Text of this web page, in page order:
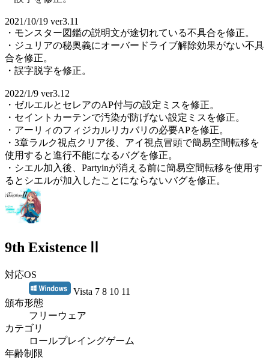
2021/10/19 ver3.11
・モンスター図鑑の説明文が途切れている不具合を修正。
・ジュリアの秘奥義にオーバードライブ解除効果がない不具
合を修正。
・誤字脱字を修正。
2022/1/9 ver3.12
・ゼルエルとセレアのAP付与の設定ミスを修正。
・セイントカーテンで汚染が防げない設定ミスを修正。
・アーリィのフィジカルリカバリの必要APを修正。
・3章ラルク視点クリア後、アイ視点冒頭で簡易空間転移を
使用すると進行不能になるバグを修正。
・シエル加入後、Partyinが消える前に簡易空間転移を使用す
るとシエルが加入したことにならないバグを修正。
9th ExistenceⅡ
対応OS
Vista 7 8 10 11
頒布形態
フリーウェア
カテゴリ
ロールプレイングゲーム
年齢制限